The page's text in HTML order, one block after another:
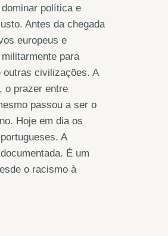
política e
Antes da chegada
europeus e
para
civilizações. A
o prazer entre
passou a ser o
Hoje em dia os
A
É um
o racismo à